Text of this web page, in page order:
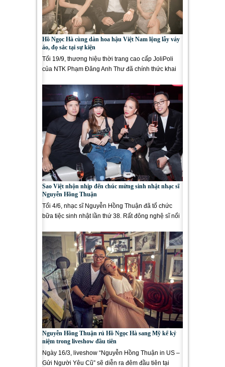
Hồ Ngọc Hà cùng dàn hoa hậu Việt Nam lộng lẫy váy
áo, đọ sắc tại sự kiện
Tối 19/9, thương hiệu thời trang cao cấp JoliPoli
của NTK Phạm Đăng Anh Thư đã chính thức khai
Sao Việt nhộn nhịp đến chúc mừng sinh nhật nhạc sĩ
Nguyễn Hồng Thuận
Tối 4/6, nhạc sĩ Nguyễn Hồng Thuận đã tổ chức
bữa tiệc sinh nhật lần thứ 38. Rất đông nghệ sĩ nổi
Nguyễn Hồng Thuận rủ Hồ Ngọc Hà sang Mỹ kể kỷ
niệm trong liveshow đầu tiên
Ngày 16/3, liveshow “Nguyễn Hồng Thuận in US –
Gửi Người Yêu Cũ” sẽ diễn ra đêm đầu tiên tại